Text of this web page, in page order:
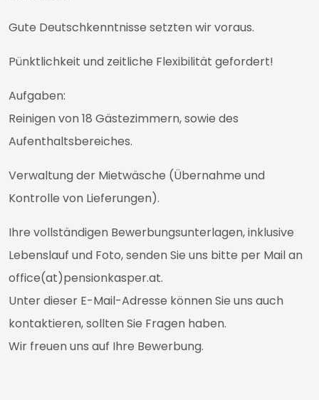
Gute Deutschkenntnisse setzten wir voraus.
Pünktlichkeit und zeitliche Flexibilität gefordert!
Aufgaben:
Reinigen von 18 Gästezimmern, sowie des
Aufenthaltsbereiches.
Verwaltung der Mietwäsche (Übernahme und
Kontrolle von Lieferungen).
Ihre vollständigen Bewerbungsunterlagen, inklusive
Lebenslauf und Foto, senden Sie uns bitte per Mail an
office(at)pensionkasper.at.
Unter dieser E-Mail-Adresse können Sie uns auch
kontaktieren, sollten Sie Fragen haben.
Wir freuen uns auf Ihre Bewerbung.